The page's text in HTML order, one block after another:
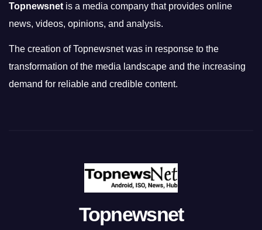
Topnewsnet is a media company that provides online
news, videos, opinions, and analysis.
The creation of Topnewsnet was in response to the
transformation of the media landscape and the increasing
demand for reliable and credible content.
Topnewsnet